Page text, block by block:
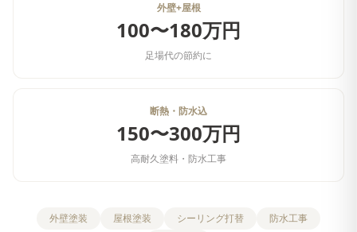
外壁+屋根
100〜180万円
足場代の節約に
断熱・防水込
150〜300万円
高耐久塗料・防水工事
外壁塗装 屋根塗装 シーリング打替
防水工事